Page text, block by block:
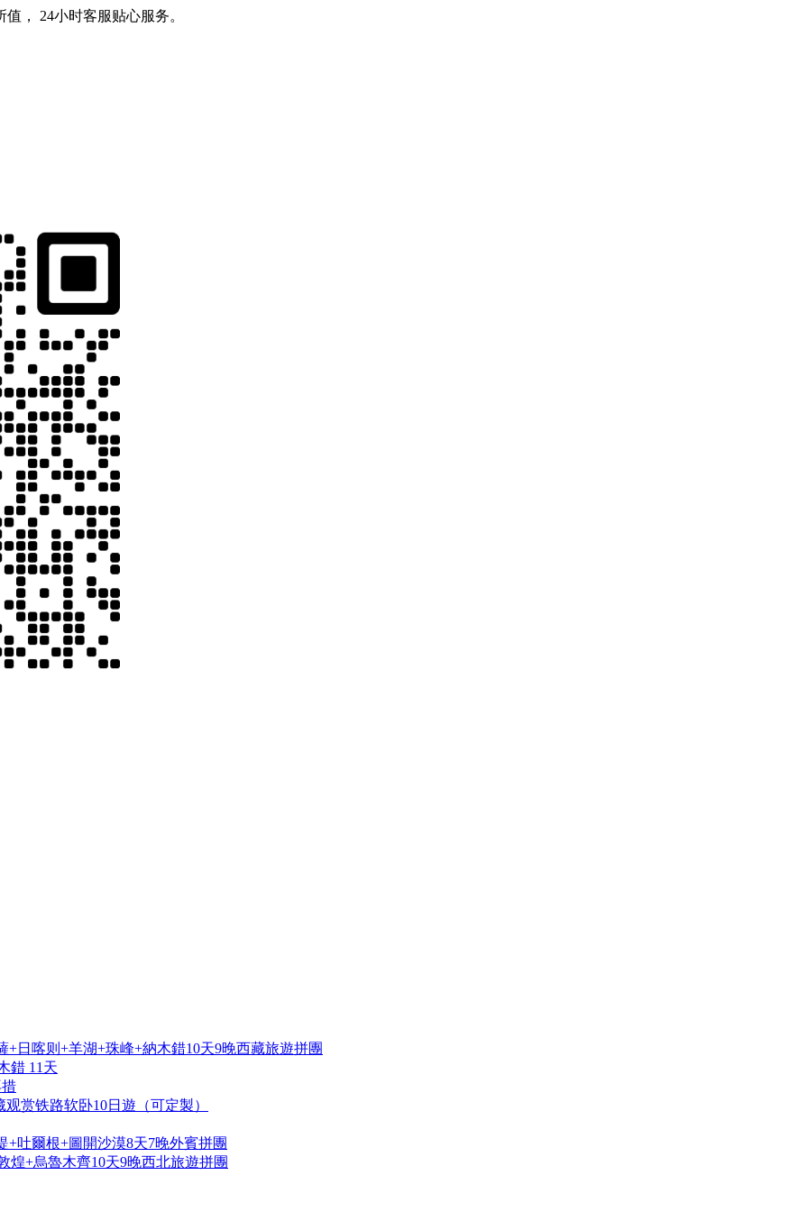
， 24小时客服贴心服务。
日喀则+羊湖+珠峰+納木錯10天9晚西藏旅遊拼團
錯 11天
赏铁路软卧10日遊（可定製）
吐爾根+圖開沙漠8天7晚外賓拼團
煌+烏魯木齊10天9晚西北旅遊拼團